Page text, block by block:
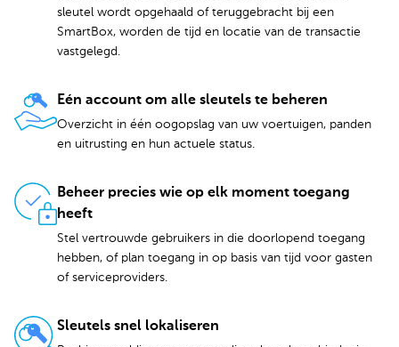
sleutel wordt opgehaald of teruggebracht bij een
SmartBox, worden de tijd en locatie van de transactie
vastgelegd.
Eén account om alle sleutels te beheren
Overzicht in één oogopslag van uw voertuigen, panden
en uitrusting en hun actuele status.
Beheer precies wie op elk moment toegang
heeft
Stel vertrouwde gebruikers in die doorlopend toegang
hebben, of plan toegang in op basis van tijd voor gasten
of serviceproviders.
Sleutels snel lokaliseren